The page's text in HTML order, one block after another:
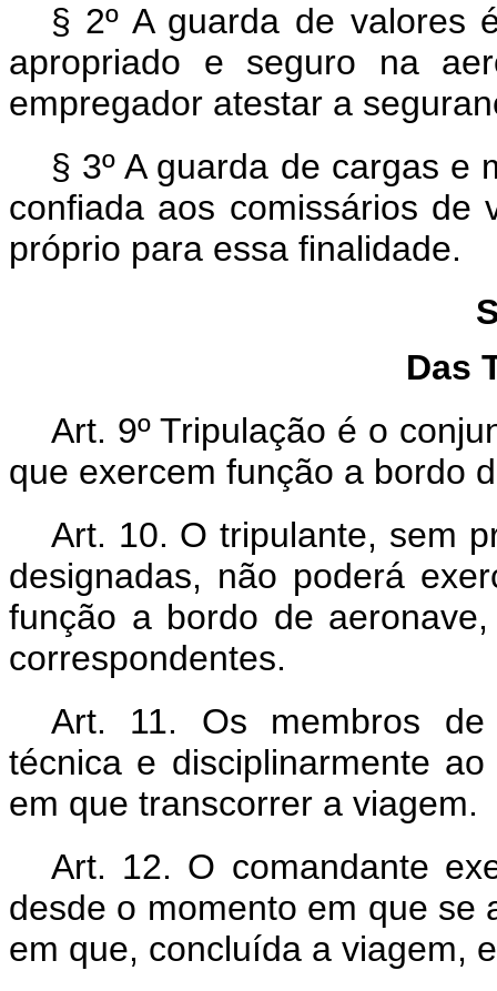
§ 2º A guarda de valores
apropriado e seguro na
empregador atestar a
§ 3º A guarda de cargas e
confiada aos comissários de
próprio para essa finalidade.
Das
Art. 9º Tripulação é o
que exercem função a bordo
Art. 10. O tripulante, sem
designadas, não poderá
função a bordo de
correspondentes.
Art. 11. Os membros de
técnica e disciplinarmente
em que transcorrer a viagem.
Art. 12. O comandante
desde o momento em que se
em que, concluída a viagem,